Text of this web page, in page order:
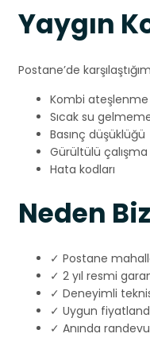
Yaygın
Postane’de
Kombi
Sıcak su
Basınç düşüklüğü
Gürültülü çalışma
Hata kodları
Neden
✓ Postane
✓ 2 yıl resmi
✓ Deneyimli
✓ Uygun
✓ Anında randevu